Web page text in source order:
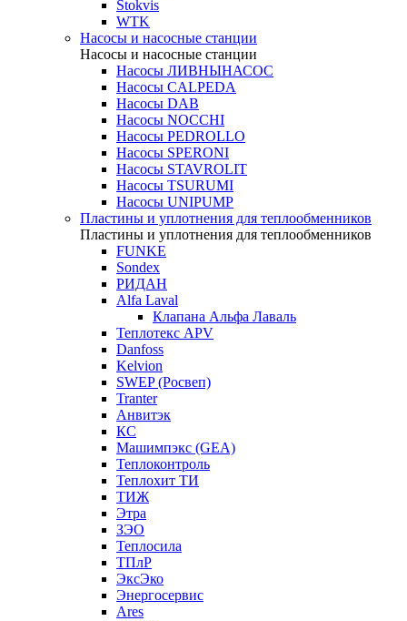
Stokvis
WTK
Насосы и насосные станции
Насосы и насосные станции
Насосы ЛИВНЫНАСОС
Насосы CALPEDA
Насосы DAB
Насосы NOCCHI
Насосы PEDROLLO
Насосы SPERONI
Насосы STAVROLIT
Насосы TSURUMI
Насосы UNIPUMP
Пластины и уплотнения для теплообменников
Пластины и уплотнения для теплообменников
FUNKE
Sondex
РИДАН
Alfa Laval
Клапана Альфа Лаваль
Теплотекс APV
Danfoss
Kelvion
SWEP (Росвеп)
Tranter
Анвитэк
КС
Машимпэкс (GEA)
Теплоконтроль
Теплохит ТИ
ТИЖ
Этра
ЗЭО
Теплосила
ТПлР
ЭксЭко
Энергосервис
Ares